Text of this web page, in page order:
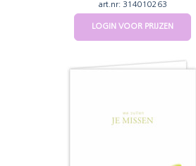
art.nr: 314010263
LOGIN VOOR PRIJZEN